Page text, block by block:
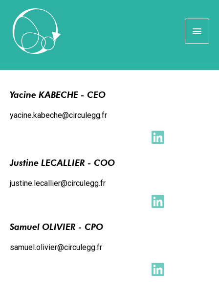
CONTACT OPNEMEN!
Yacine KABECHE - CEO
yacine.kabeche@circulegg.fr
Justine LECALLIER - COO
justine.lecallier@circulegg.fr
Samuel OLIVIER - CPO
samuel.olivier@circulegg.fr